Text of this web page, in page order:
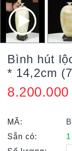
Bình hút
* 14,2cm
8.200.000
MÃ:
Sẵn có: